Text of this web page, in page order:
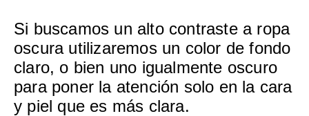
Si buscamos un alto contraste a ropa
oscura utilizaremos un color de fondo
claro, o bien uno igualmente oscuro
para poner la atención solo en la cara
y piel que es más clara.